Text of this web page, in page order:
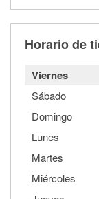
Horario de
Viernes
Sábado
Domingo
Lunes
Martes
Miércoles